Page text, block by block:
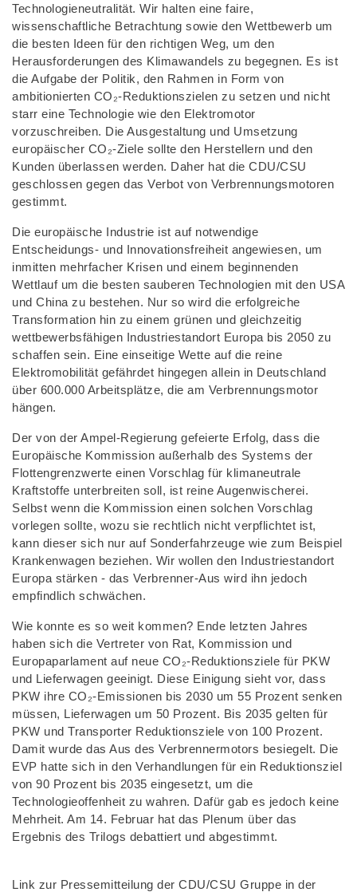
Technologieneutralität. Wir halten eine faire,
wissenschaftliche Betrachtung sowie den Wettbewerb um
die besten Ideen für den richtigen Weg, um den
Herausforderungen des Klimawandels zu begegnen. Es ist
die Aufgabe der Politik, den Rahmen in Form von
ambitionierten CO₂-Reduktionszielen zu setzen und nicht
starr eine Technologie wie den Elektromotor
vorzuschreiben. Die Ausgestaltung und Umsetzung
europäischer CO₂-Ziele sollte den Herstellern und den
Kunden überlassen werden. Daher hat die CDU/CSU
geschlossen gegen das Verbot von Verbrennungsmotoren
gestimmt.
Die europäische Industrie ist auf notwendige
Entscheidungs- und Innovationsfreiheit angewiesen, um
inmitten mehrfacher Krisen und einem beginnenden
Wettlauf um die besten sauberen Technologien mit den USA
und China zu bestehen. Nur so wird die erfolgreiche
Transformation hin zu einem grünen und gleichzeitig
wettbewerbsfähigen Industriestandort Europa bis 2050 zu
schaffen sein. Eine einseitige Wette auf die reine
Elektromobilität gefährdet hingegen allein in Deutschland
über 600.000 Arbeitsplätze, die am Verbrennungsmotor
hängen.
Der von der Ampel-Regierung gefeierte Erfolg, dass die
Europäische Kommission außerhalb des Systems der
Flottengrenzwerte einen Vorschlag für klimaneutrale
Kraftstoffe unterbreiten soll, ist reine Augenwischerei.
Selbst wenn die Kommission einen solchen Vorschlag
vorlegen sollte, wozu sie rechtlich nicht verpflichtet ist,
kann dieser sich nur auf Sonderfahrzeuge wie zum Beispiel
Krankenwagen beziehen. Wir wollen den Industriestandort
Europa stärken - das Verbrenner-Aus wird ihn jedoch
empfindlich schwächen.
Wie konnte es so weit kommen? Ende letzten Jahres
haben sich die Vertreter von Rat, Kommission und
Europaparlament auf neue CO₂-Reduktionsziele für PKW
und Lieferwagen geeinigt. Diese Einigung sieht vor, dass
PKW ihre CO₂-Emissionen bis 2030 um 55 Prozent senken
müssen, Lieferwagen um 50 Prozent. Bis 2035 gelten für
PKW und Transporter Reduktionsziele von 100 Prozent.
Damit wurde das Aus des Verbrennermotors besiegelt. Die
EVP hatte sich in den Verhandlungen für ein Reduktionsziel
von 90 Prozent bis 2035 eingesetzt, um die
Technologieoffenheit zu wahren. Dafür gab es jedoch keine
Mehrheit. Am 14. Februar hat das Plenum über das
Ergebnis des Trilogs debattiert und abgestimmt.
Link zur Pressemitteilung der CDU/CSU Gruppe in der